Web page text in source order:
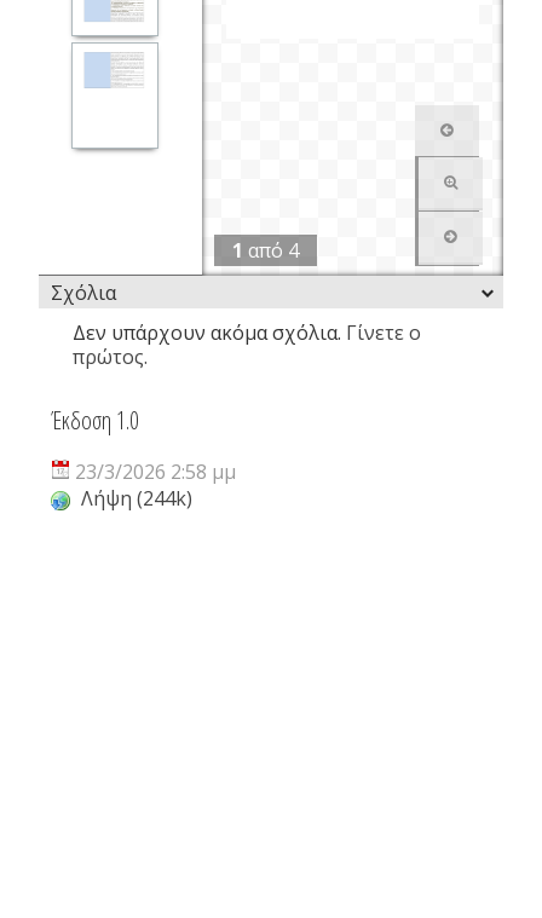
1 από 4
Σχόλια
Δεν υπάρχουν ακόμα σχόλια. Γίνετε ο
πρώτος.
Έκδοση 1.0
23/3/2026 2:58 μμ
Λήψη (244k)